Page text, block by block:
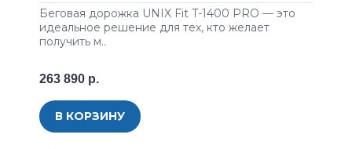
Беговая дорожка UNIX Fit T-1400 PRO — это
идеальное решение для тех, кто желает
получить м..
263 890 р.
В КОРЗИНУ